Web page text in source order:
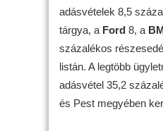
adásvételek 8,5
tárgya, a Ford 8, a
százalékos
listán. A legtöbb
adásvétel 35,2
és Pest megyében